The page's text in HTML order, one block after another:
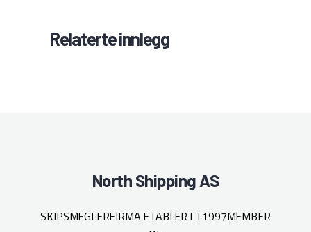
Relaterte innlegg
North Shipping AS
SKIPSMEGLERFIRMA ETABLERT I 1997MEMBER